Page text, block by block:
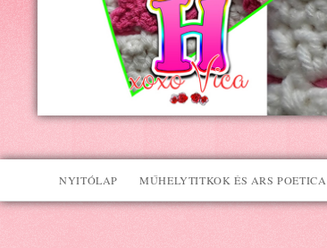
NYITÓLAP MŰHELYTITKOK ÉS ARS POETICA